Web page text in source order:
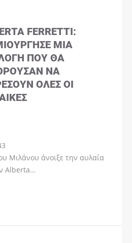
FERRETTI:
ΜΊΑ
ΠΟΥ ΘΑ
ΝΑ
ΌΛΕΣ ΟΙ
Μιλάνου άνοιξε την αυλαία
Alberta…